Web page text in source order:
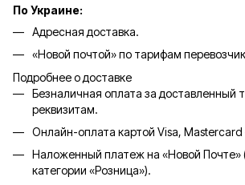
По Украине:
Адресная доставка.
«Новой почтой» по тарифам
Подробнее о доставке
Безналичная оплата за доставленный
реквизитам.
Онлайн-оплата картой Visa, Mastercard
Наложенный платеж на «Новой Почте»
категории «Розница»).